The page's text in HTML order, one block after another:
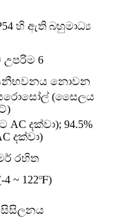
හි ඇති බහුමාධ්‍ය
උපරිම 6
ඝනීභවනය නොවන
(සෛලය
AC දක්වා); 94.5%
දක්වා)
රහිත
4 ~ 122℉)
සිසිලනය